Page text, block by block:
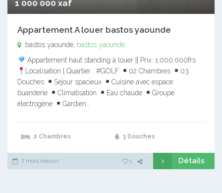
1 000 000 xaf
Appartement A louer bastos yaounde
bastos yaounde, bastos yaounde
Appartement haut standing à louer || Prix: 1.000.000frs
Localisation | Quartier : #GOLF
02 Chambres
03
Douches
Séjour spacieux
Cuisine avec espace
buanderie
Climatisation Eau chaude
Groupe
électrogène
Gardien…
2 Chambres 3 Douches
7 mois depuis 1 Détails